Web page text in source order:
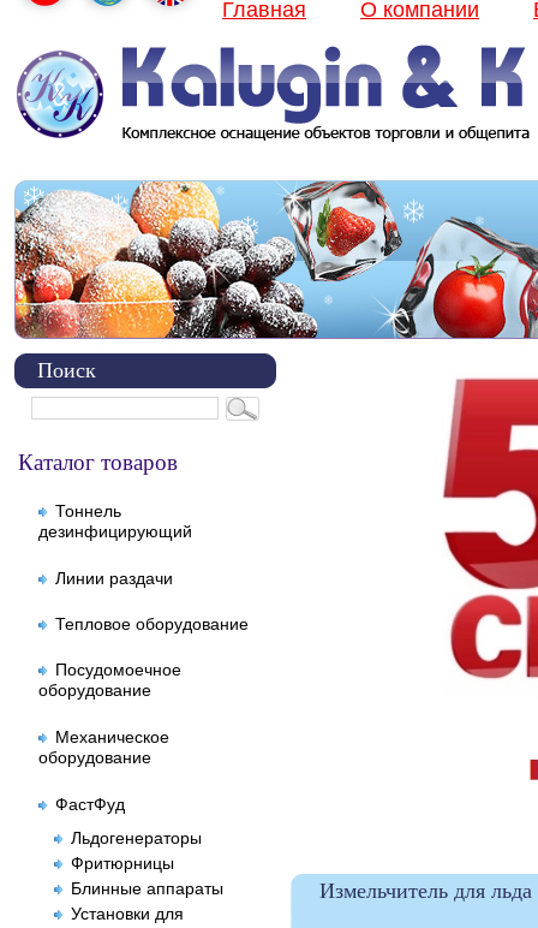
Главная О компании
Поиск
Каталог товаров
Тоннель
дезинфицирующий
Линии раздачи
Тепловое оборудование
Посудомоечное
оборудование
Механическое
оборудование
ФастФуд
Льдогенераторы
Фритюрницы
Блинные аппараты
Установки для
Измельчитель для